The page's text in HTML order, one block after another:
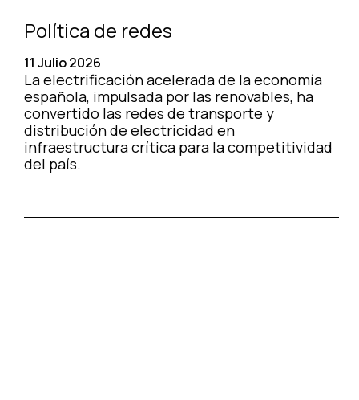
Política de redes
11 Julio 2026
La electrificación acelerada de la economía
española, impulsada por las renovables, ha
convertido las redes de transporte y
distribución de electricidad en
infraestructura crítica para la competitividad
del país.